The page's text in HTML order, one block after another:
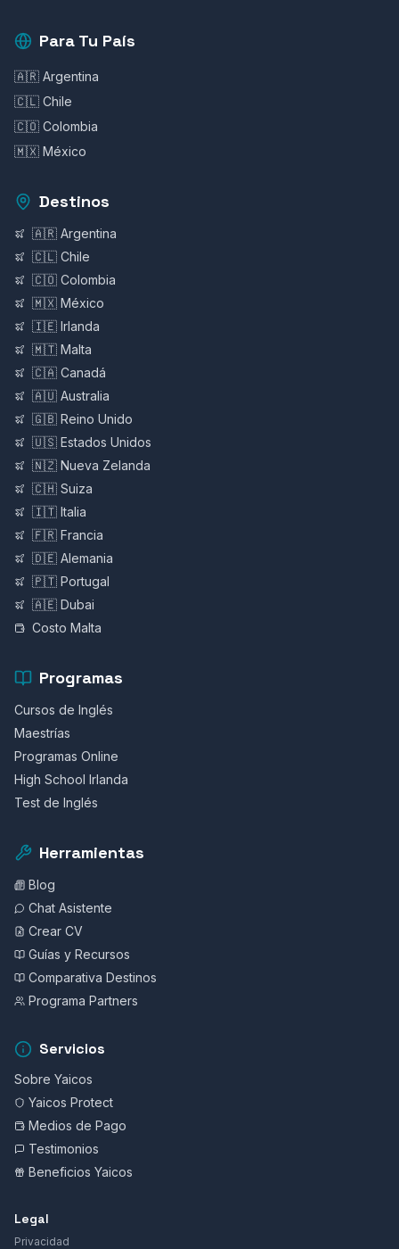
Para Tu País
🇦🇷 Argentina
🇨🇱 Chile
🇨🇴 Colombia
🇲🇽 México
Destinos
🇦🇷 Argentina
🇨🇱 Chile
🇨🇴 Colombia
🇲🇽 México
🇮🇪 Irlanda
🇲🇹 Malta
🇨🇦 Canadá
🇦🇺 Australia
🇬🇧 Reino Unido
🇺🇸 Estados Unidos
🇳🇿 Nueva Zelanda
🇨🇭 Suiza
🇮🇹 Italia
🇫🇷 Francia
🇩🇪 Alemania
🇵🇹 Portugal
🇦🇪 Dubai
Costo Malta
Programas
Cursos de Inglés
Maestrías
Programas Online
High School Irlanda
Test de Inglés
Herramientas
Blog
Chat Asistente
Crear CV
Guías y Recursos
Comparativa Destinos
Programa Partners
Servicios
Sobre Yaicos
Yaicos Protect
Medios de Pago
Testimonios
Beneficios Yaicos
Legal
Privacidad